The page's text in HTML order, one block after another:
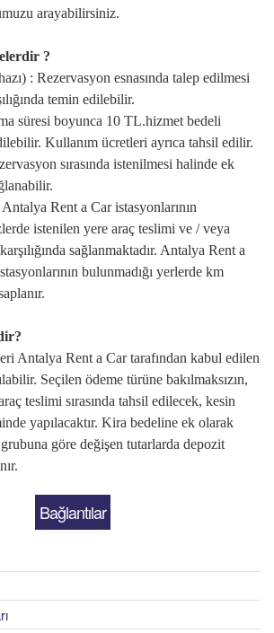
arayabilirsiniz.
?
: Rezervasyon esnasında talep edilmesi
temin edilebilir.
süresi boyunca 10 TL.hizmet bedeli
Kullanım ücretleri ayrıca tahsil edilir.
sırasında istenilmesi halinde ek
Rent a Car istasyonlarının
istenilen yere araç teslimi ve / veya
sağlanmaktadır. Antalya Rent a
bulunmadığı yerlerde km
Antalya Rent a Car tarafından kabul edilen
Seçilen ödeme türüne bakılmaksızın,
teslimi sırasında tahsil edilecek, kesin
yapılacaktır. Kira bedeline ek olarak
göre değişen tutarlarda depozit
Bağlantılar